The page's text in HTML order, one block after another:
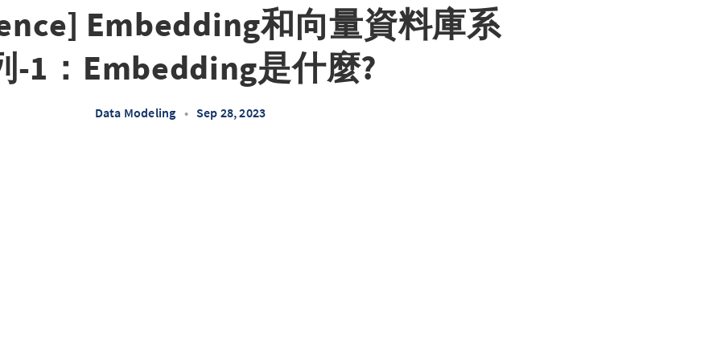
Embedding和向量資料庫系
-1：Embedding是什麼?
Data Modeling • Sep 28, 2023